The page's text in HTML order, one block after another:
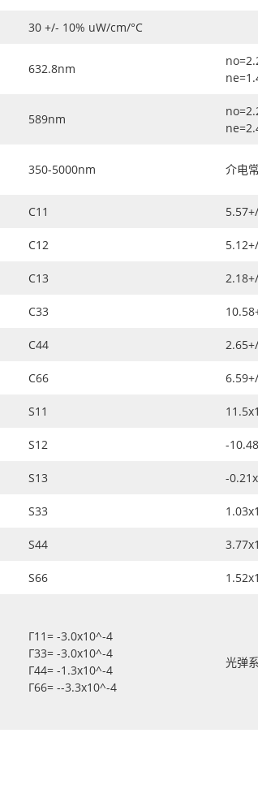
30 +/- 10% uW/cm/°C
632.8nm
589nm
350-5000nm 介电
C11
C12
C13
C33
C44
C66
S11
S12 -
S13 -
S33
S44
S66
Γ11= -3.0x10^-4
Γ33= -3.0x10^-4
Γ44= -1.3x10^-4
Γ66= --3.3x10^-4
光弹